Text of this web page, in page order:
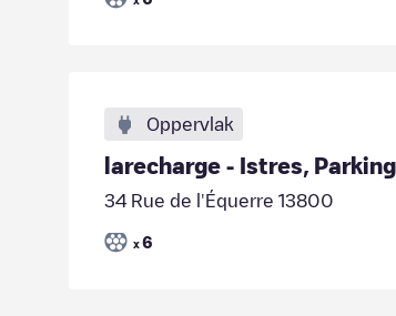
Oppervlak
34 Rue de l'Équerre 13800
x 6